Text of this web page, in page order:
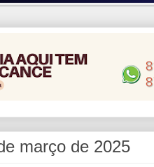
março de 2025